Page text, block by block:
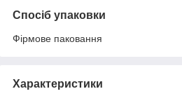
Спосіб упаковки
Фірмове паковання
Характеристики